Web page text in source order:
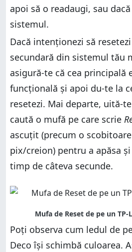
apoi să o readaugi, sau
sistemul.
Dacă intenționezi să
secundară din sistemul tău
asigură-te că cea principală
funcțională și apoi du-te la
resetezi. Mai departe, uită-
caută o mufă pe care scrie
ascuțit (precum o
pix/creion) pentru a apăsa
timp de câteva secunde.
Poți observa cum ledul de
Deco își schimbă culoarea.